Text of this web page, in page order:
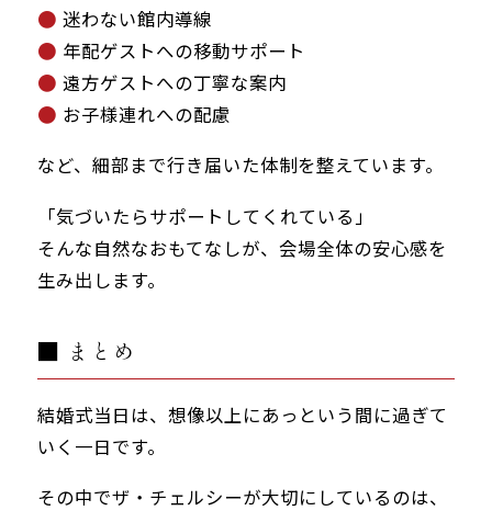
迷わない館内導線
年配ゲストへの移動サポート
遠方ゲストへの丁寧な案内
お子様連れへの配慮
など、細部まで行き届いた体制を整えています。
「気づいたらサポートしてくれている」
そんな自然なおもてなしが、会場全体の安心感を
生み出します。
■ まとめ
結婚式当日は、想像以上にあっという間に過ぎて
いく一日です。
その中でザ・チェルシーが大切にしているのは、